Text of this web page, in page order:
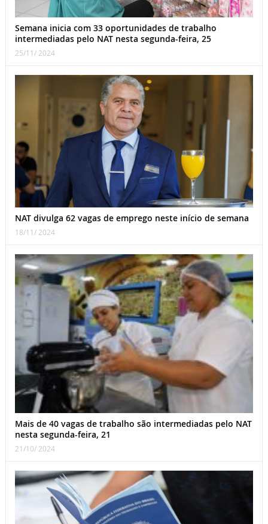
Semana inicia com 33 oportunidades de trabalho
intermediadas pelo NAT nesta segunda-feira, 25
25/11/ 2024
NAT divulga 62 vagas de emprego neste início de semana
18/11/ 2024
Mais de 40 vagas de trabalho são intermediadas pelo NAT
nesta segunda-feira, 21
21/10/ 2024